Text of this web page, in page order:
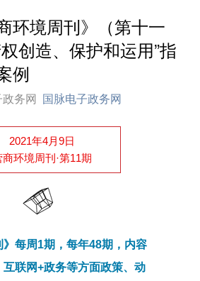
环境周刊》（第十一
创造、保护和运用”指
例
务网 国脉电子政务网
2021年4月9日
商环境周刊·第11期
每周1期，每年48期，内容
联网+政务等方面政策、动